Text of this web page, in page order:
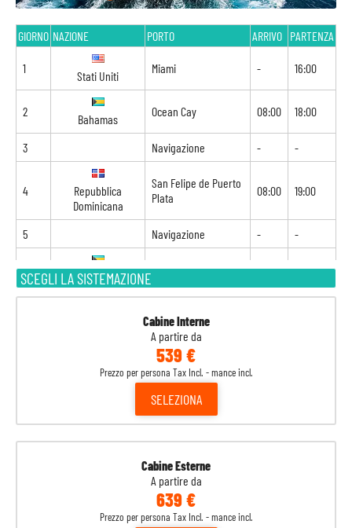
SCEGLI LA SISTEMAZIONE
Cabine Interne
A partire da
539 €
Prezzo per persona Tax Incl. - mance incl.
SELEZIONA
Cabine Esterne
A partire da
639 €
Prezzo per persona Tax Incl. - mance incl.
GIORNO NAZIONE PORTO ARRIVO PARTENZA
1
Stati Uniti
Miami - 16:00
2
Bahamas
Ocean Cay 08:00 18:00
3 Navigazione - -
4
Repubblica
Dominicana
San Felipe de Puerto
Plata
08:00 19:00
5 Navigazione - -
6
Bahamas
Nassau 08:00 18:00
Miami